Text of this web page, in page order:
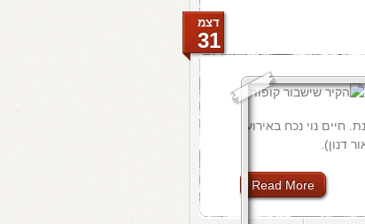
דצמ
31
חיים נוי נכח באירוע
דנון).
Read More